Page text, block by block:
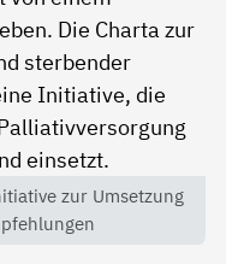
zur Umsetzung